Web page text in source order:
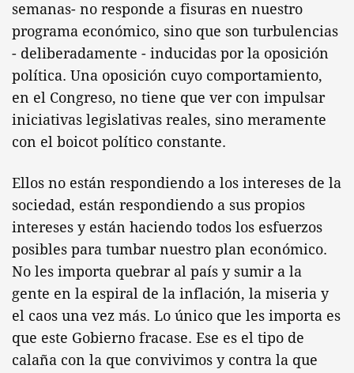
semanas- no responde a fisuras en nuestro
programa económico, sino que son turbulencias
- deliberadamente - inducidas por la oposición
política. Una oposición cuyo comportamiento,
en el Congreso, no tiene que ver con impulsar
iniciativas legislativas reales, sino meramente
con el boicot político constante.
Ellos no están respondiendo a los intereses de la
sociedad, están respondiendo a sus propios
intereses y están haciendo todos los esfuerzos
posibles para tumbar nuestro plan económico.
No les importa quebrar al país y sumir a la
gente en la espiral de la inflación, la miseria y
el caos una vez más. Lo único que les importa es
que este Gobierno fracase. Ese es el tipo de
calaña con la que convivimos y contra la que